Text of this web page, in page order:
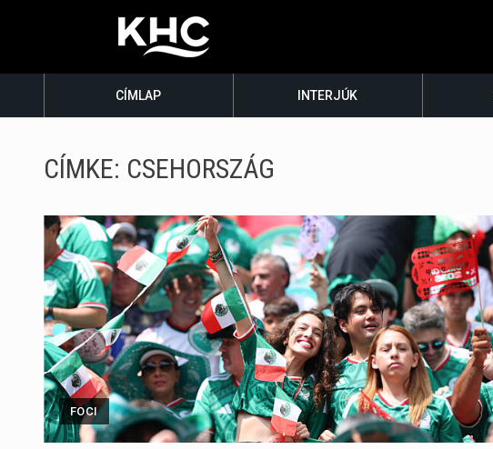
CÍMLAP INTERJÚK
CÍMKE: CSEHORSZÁG
FOCI